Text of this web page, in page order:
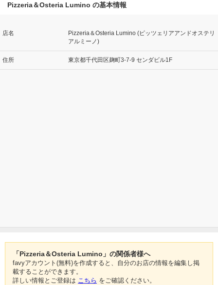
Pizzeria＆Osteria Lumino の基本情報
店名
Pizzeria＆Osteria Lumino (ピッツェリアアンドオステリ
アルミーノ)
住所 東京都千代田区麹町3-7-9 センダビル1F
「Pizzeria＆Osteria Lumino」の関係者様へ
favyアカウント(無料)を作成すると、自分のお店の情報を編集し掲
載することができます。
詳しい情報とご登録は こちら をご確認ください。